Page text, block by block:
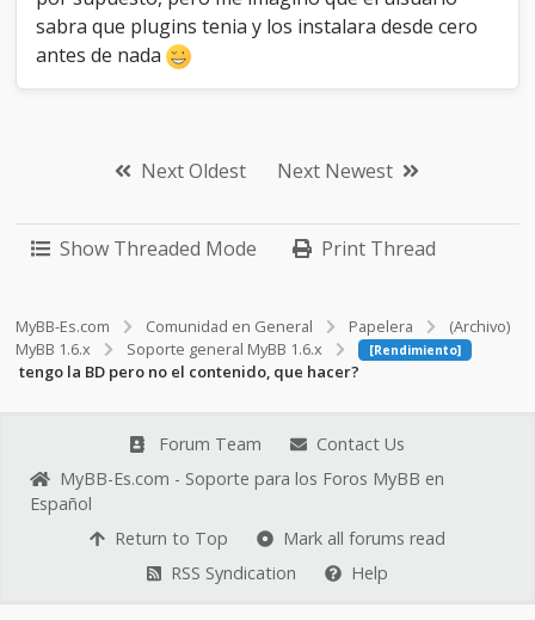
sabra que plugins tenia y los instalara desde cero
antes de nada
Next Oldest Next Newest
Show Threaded Mode Print Thread
MyBB-Es.com Comunidad en General Papelera
(Archivo)
MyBB 1.6.x
Soporte general MyBB 1.6.x [Rendimiento]
tengo la BD pero no el contenido, que hacer?
Forum Team
Contact Us
MyBB-Es.com - Soporte para los Foros MyBB en
Español
Return to Top
Mark all forums read
RSS Syndication
Help